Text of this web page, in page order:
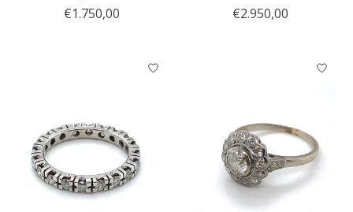
€1.750,00
€2.950,00